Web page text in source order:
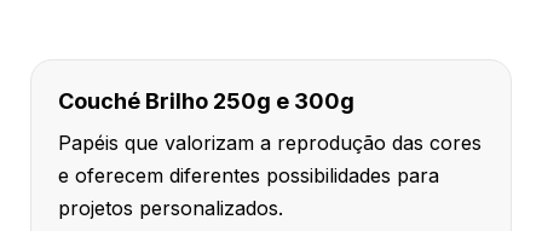
Couché Brilho 250g e 300g
Papéis que valorizam a reprodução das cores
e oferecem diferentes possibilidades para
projetos personalizados.